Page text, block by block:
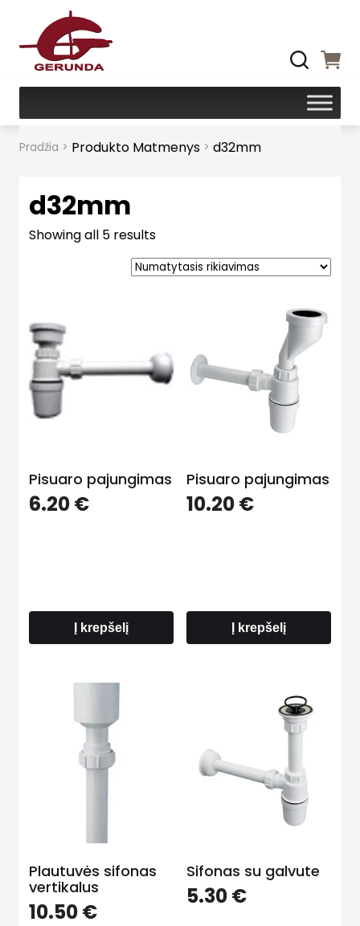
Pradžia > Produkto Matmenys > d32mm
d32mm
Showing all 5 results
Pisuaro pajungimas
6.20€
Į krepšelį
Pisuaro pajungimas
10.20€
Į krepšelį
Plautuvės sifonas
vertikalus
10.50€
Sifonas su galvute
5.30€